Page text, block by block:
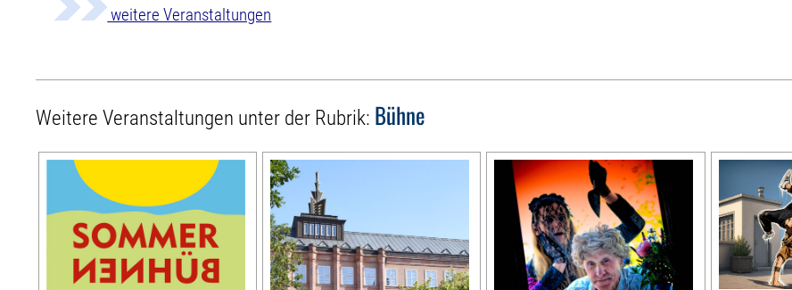
weitere Veranstaltungen
Weitere Veranstaltungen unter der Rubrik: Bühne